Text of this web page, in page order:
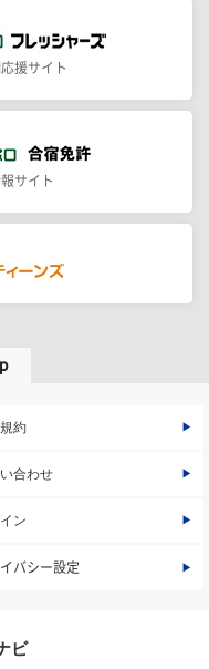
援サイト
サイト
約
合わせ
ン
バシー設定
ビ